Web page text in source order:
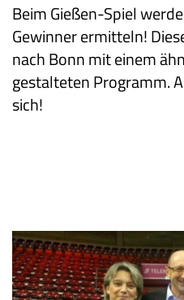
Beim Gießen-Spiel
Gewinner ermitteln!
nach Bonn mit einem
gestalteten Programm.
sich!